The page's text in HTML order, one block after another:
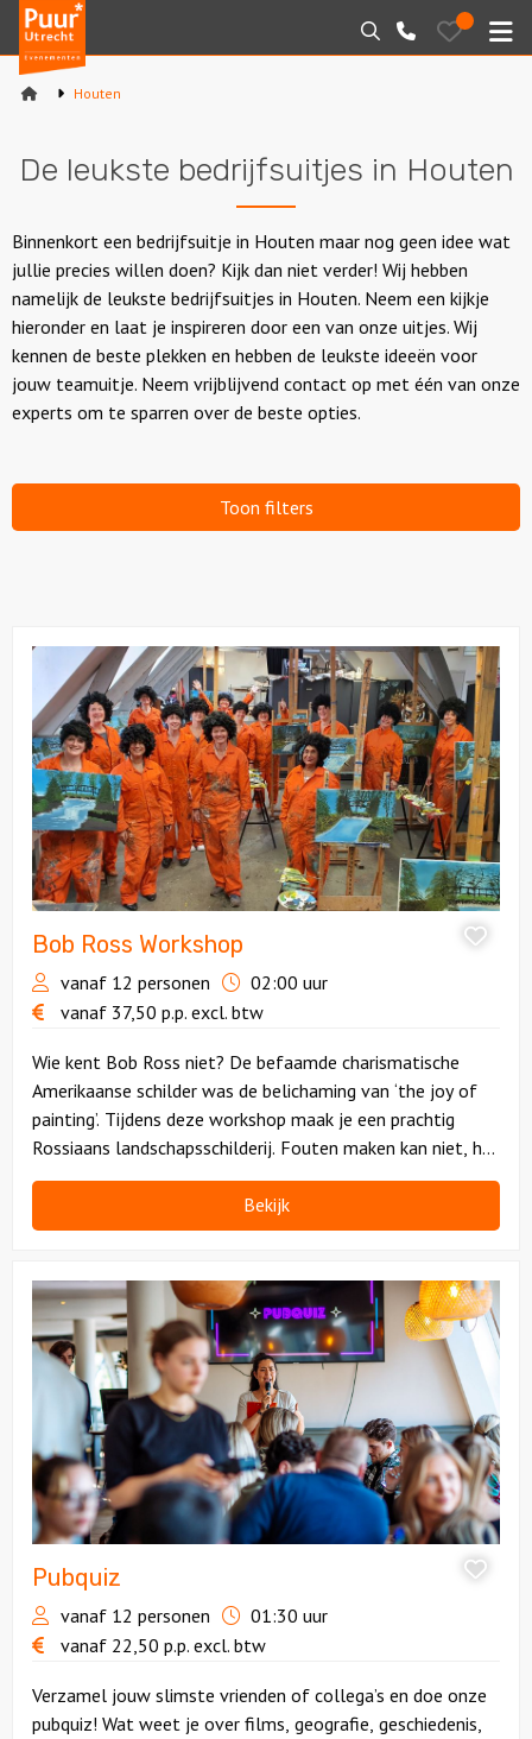
Puur*
Utrecht
bedrijfsuitjes
Zoeken
030-
2145099
Bewaarde
uitjes
Arrangementen
Varen
Sport en spel
Workshops
Rondleidingen
Feesten
Houten
De leukste bedrijfsuitjes in Houten
Binnenkort een bedrijfsuitje in Houten maar nog geen idee wat
jullie precies willen doen? Kijk dan niet verder! Wij hebben
namelijk de leukste bedrijfsuitjes in Houten. Neem een kijkje
hieronder en laat je inspireren door een van onze uitjes. Wij
kennen de beste plekken en hebben de leukste ideeën voor
jouw teamuitje. Neem vrijblijvend contact op met één van onze
experts om te sparren over de beste opties.
Toon filters
Bekijk
Ross
Workshop
Bob Ross Workshop
vanaf 12 personen
02:00 uur
vanaf 37,50 p.p. excl. btw
Wie kent Bob Ross niet? De befaamde charismatische
Amerikaanse schilder was de belichaming van ‘the joy of
painting’. Tijdens deze workshop maak je een prachtig
Rossiaans landschapsschilderij. Fouten maken kan niet, het
zijn ‘just happy accidents’.
Bekijk
Pubquiz
Pubquiz
vanaf 12 personen
01:30 uur
vanaf 22,50 p.p. excl. btw
Verzamel jouw slimste vrienden of collega’s en doe onze
pubquiz! Wat weet je over films, geografie, geschiedenis,